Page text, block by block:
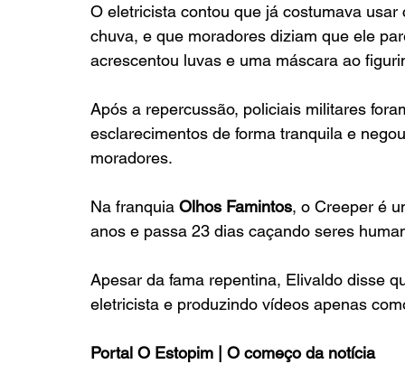
O eletricista contou que já costumava
chuva, e que moradores diziam que ele
acrescentou luvas e uma máscara ao
Após a repercussão, policiais militares
esclarecimentos de forma tranquila e
moradores.
Na franquia Olhos Famintos, o Creeper é
anos e passa 23 dias caçando seres
Apesar da fama repentina, Elivaldo disse
eletricista e produzindo vídeos apenas
Portal O Estopim | O começo da notícia